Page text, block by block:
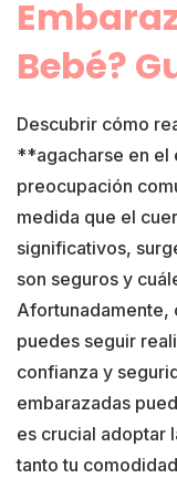
Bebé?
Descubrir cómo
**agacharse en el
preocupación
medida que el
significativos,
son seguros y
Afortunadamente,
puedes seguir
confianza y
embarazadas
es crucial adoptar
tanto tu